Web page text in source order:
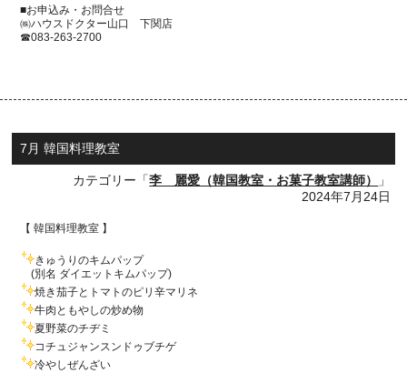
■お申込み・お問合せ
㈱ハウスドクター山口 下関店
☎083-263-2700
7月 韓国料理教室
カテゴリー「李 麗愛（韓国教室・お菓子教室講師）
」
2024年7月24日
【 韓国料理教室 】
きゅうりのキムパップ
(別名 ダイエットキムパップ)
焼き茄子とトマトのピリ辛マリネ
牛肉ともやしの炒め物
夏野菜のチヂミ
コチュジャンスンドゥブチゲ
冷やしぜんざい